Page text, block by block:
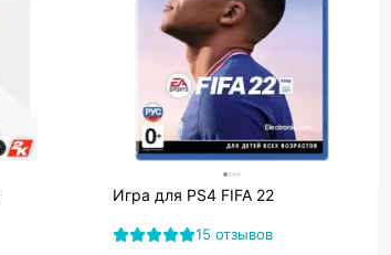
Игра для PS4 FIFA 22
15 отзывов